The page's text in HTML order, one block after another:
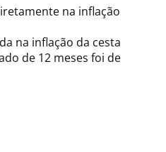
na inflação
na inflação da cesta
de 12 meses foi de